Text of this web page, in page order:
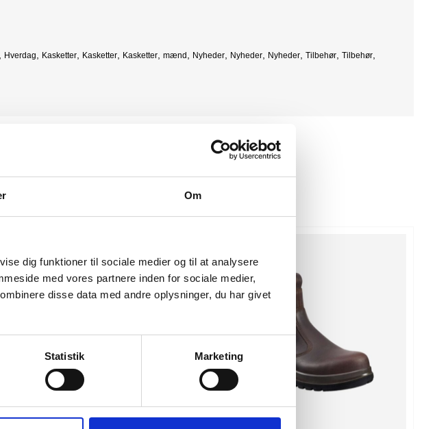
Om
dig funktioner til sociale medier og til at analysere
med vores partnere inden for sociale medier,
disse data med andre oplysninger, du har givet
Statistik Marketing
Hverdag Kasketter Kasketter Kasketter mænd Nyheder Nyheder Nyheder Tilbehør Tilbehør